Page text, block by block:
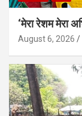
‘मेरा रेशम मेरा
August 6, 2026